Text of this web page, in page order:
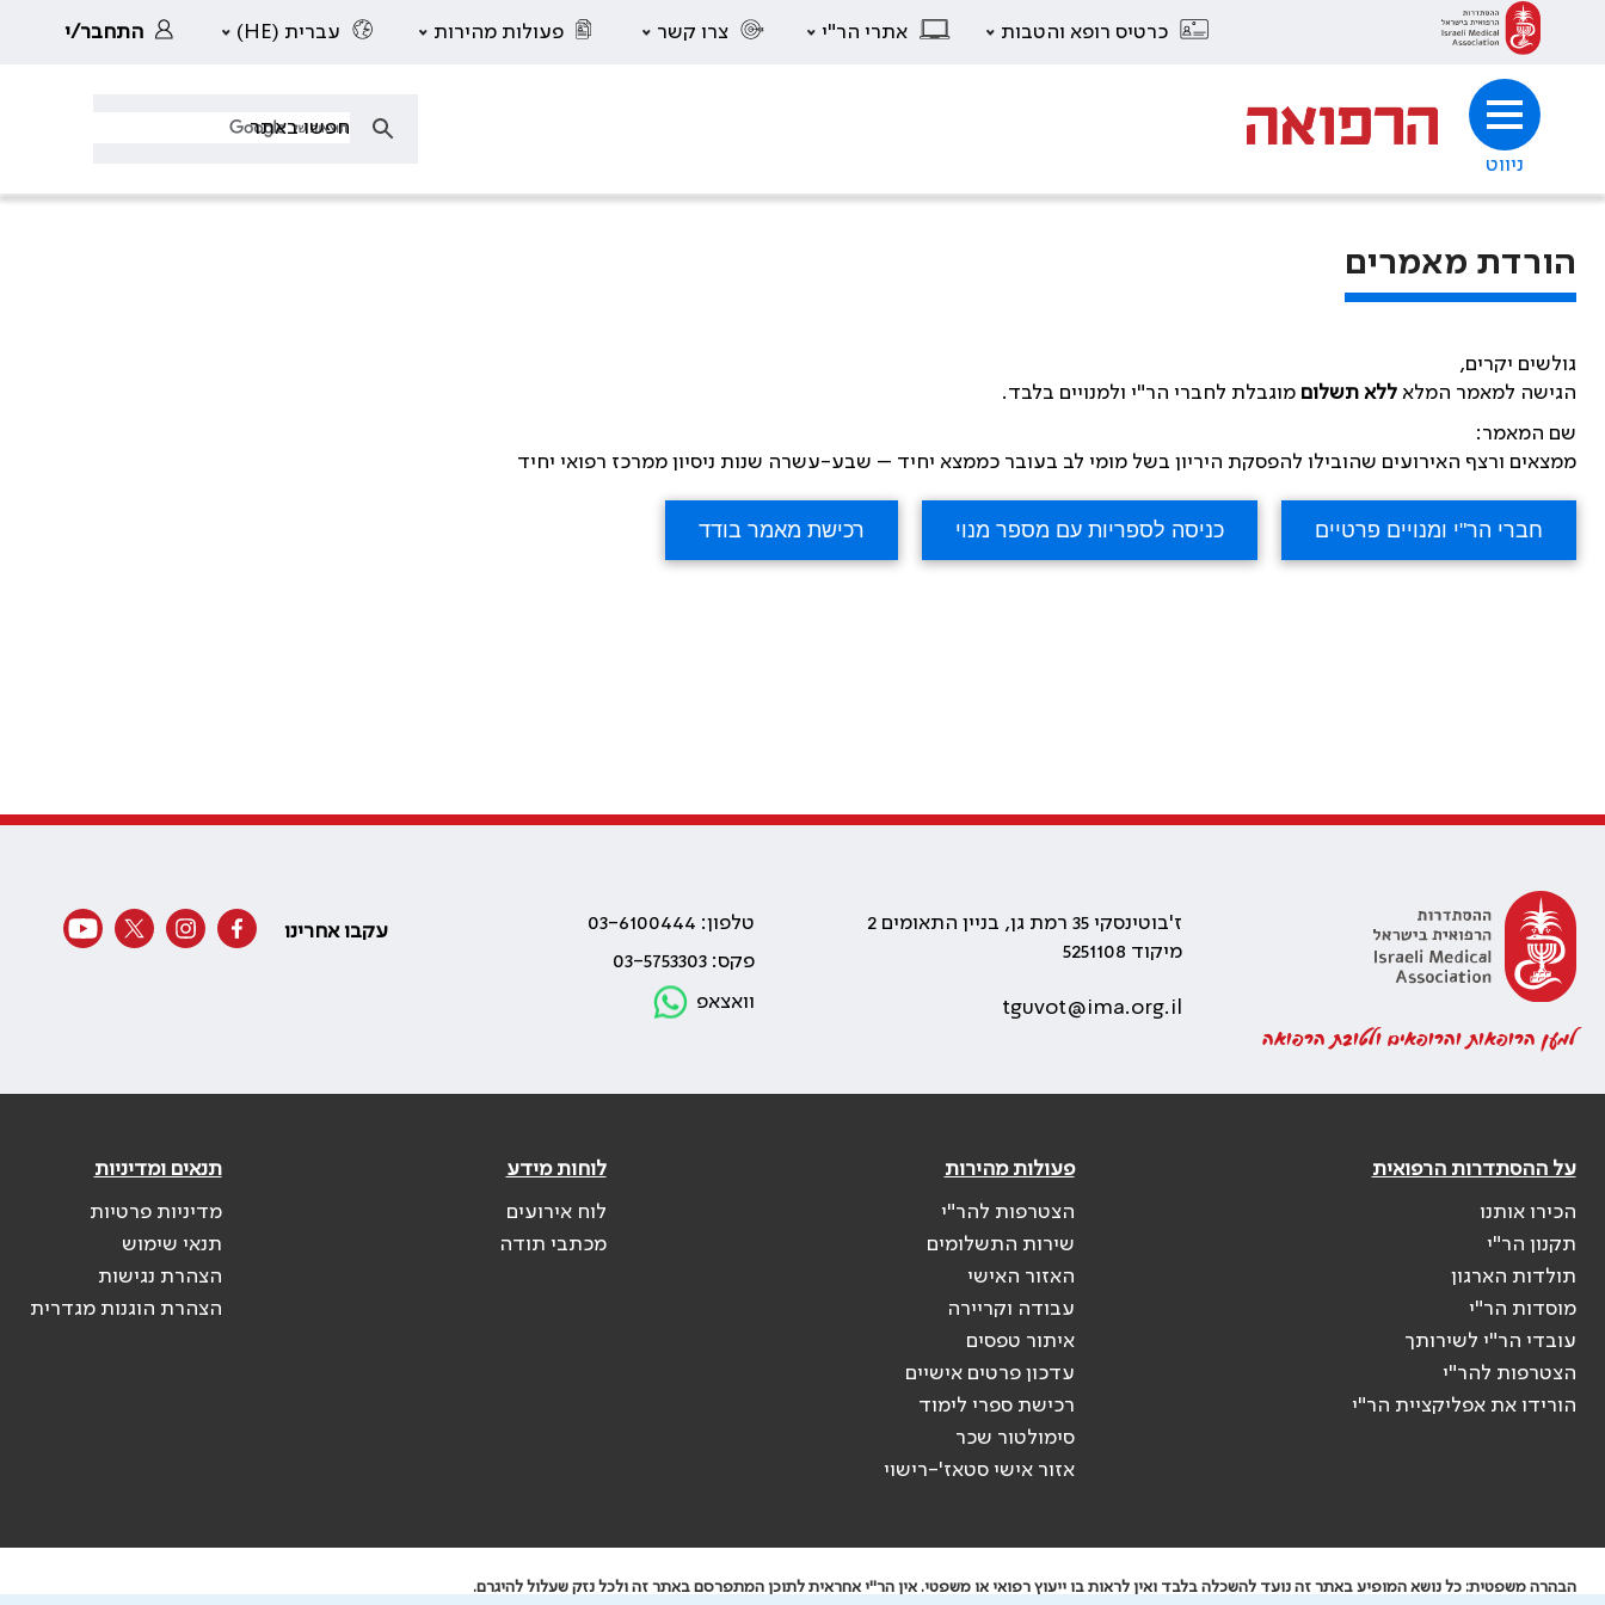
כרטיס רופא והטבות אתרי הר"י צרו קשר פעולות מהירות עברית (HE) התחבר/י
ניווט
הורדת מאמרים
גולשים יקרים,
הגישה למאמר המלאללא תשלום מוגבלת לחברי הר"י ולמנויים בלבד.
שם המאמר:
ממצאים ורצף האירועים שהובילו להפסקת היריון בשל מומי לב בעובר כממצא יחיד – שבע-עשרה שנות ניסיון ממרכז רפואי יחיד
למען הרופאות והרופאים ולטובת הרפואה
ז'בוטינסקי 35 רמת גן, בניין התאומים 2
מיקוד 5251108
tguvot@ima.org.il
טלפון: 03-6100444
פקס: 03-5753303
וואצאפ
עקבו אחרינו
על ההסתדרות הרפואית
הכירו אותנו
תקנון הר"י
תולדות הארגון
מוסדות הר"י
עובדי הר"י לשירותך
הצטרפות להר"י
הורידו את אפליקציית הר"י
פעולות מהירות
הצטרפות להר"י
שירות התשלומים
האזור האישי
עבודה וקריירה
איתור טפסים
עדכון פרטים אישיים
רכישת ספרי לימוד
סימולטור שכר
אזור אישי סטאז'-רישוי
לוחות מידע
לוח אירועים
מכתבי תודה
תנאים ומדיניות
מדיניות פרטיות
תנאי שימוש
הצהרת נגישות
הצהרת הוגנות מגדרית
הבהרה משפטית: כל נושא המופיע באתר זה נועד להשכלה בלבד ואין לראות בו ייעוץ רפואי או משפטי. אין הר"י אחראית לתוכן המתפרסם באתר זה ולכל נזק שעלול להיגרם.